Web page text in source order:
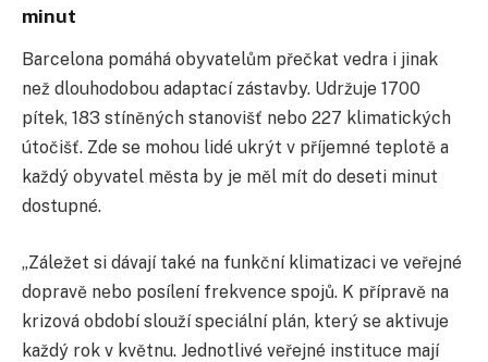
minut
Barcelona pomáhá obyvatelům přečkat vedra i jinak
než dlouhodobou adaptací zástavby. Udržuje 1700
pítek, 183 stíněných stanovišť nebo 227 klimatických
útočišť. Zde se mohou lidé ukrýt v příjemné teplotě a
každý obyvatel města by je měl mít do deseti minut
dostupné.
„Záležet si dávají také na funkční klimatizaci ve veřejné
dopravě nebo posílení frekvence spojů. K přípravě na
krizová období slouží speciální plán, který se aktivuje
každý rok v květnu. Jednotlivé veřejné instituce mají